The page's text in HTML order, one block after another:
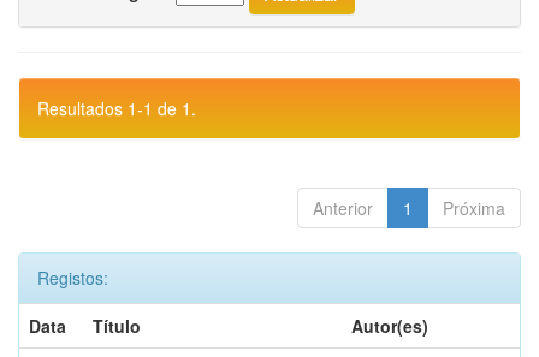
Resultados 1-1 de 1.
Anterior 1 Próxima
Registos:
Data
Título
Autor(es)